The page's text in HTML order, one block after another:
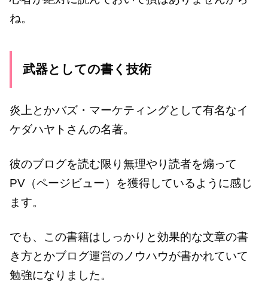
ね。
武器としての書く技術
炎上とかバズ・マーケティングとして有名なイ
ケダハヤトさんの名著。
彼のブログを読む限り無理やり読者を煽って
PV（ページビュー）を獲得しているように感じ
ます。
でも、この書籍はしっかりと効果的な文章の書
き方とかブログ運営のノウハウが書かれていて
勉強になりました。